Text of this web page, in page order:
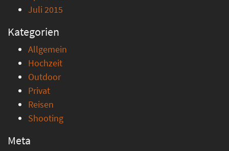
Juli 2015
Kategorien
Allgemein
Hochzeit
Outdoor
Privat
Reisen
Shooting
Meta